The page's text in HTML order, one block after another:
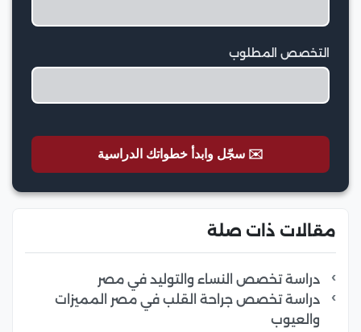
التخصص المطلوب
✉️ سجّل وابدأ خطواتك الدراسية
مقالات ذات صلة
دراسة تخصص النساء والتوليد في مصر
دراسة تخصص جراحة القلب في مصر المميزات
والعيوب